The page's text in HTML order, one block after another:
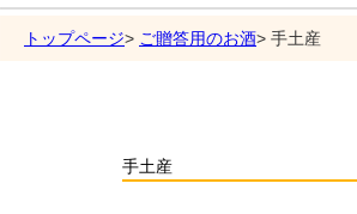
トップページ ご贈答用のお酒 手土産
手土産